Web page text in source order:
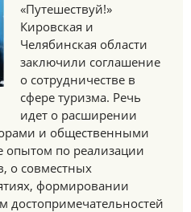
«Путешествуй!»
Кировская и
Челябинская области
заключили соглашение
о сотрудничестве в
сфере туризма. Речь
идет о расширении
и общественными
по реализации
о совместных
формировании
достопримечательностей